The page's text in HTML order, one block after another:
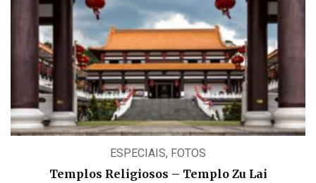
ESPECIAIS, FOTOS
Templos Religiosos – Templo Zu Lai